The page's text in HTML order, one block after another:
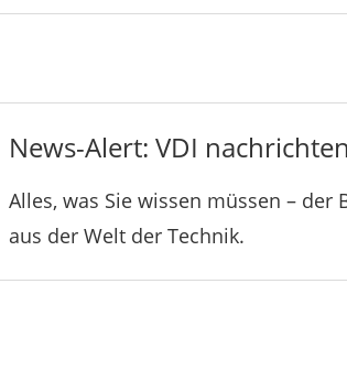
News-Alert: VDI
Alles, was Sie wissen müssen –
aus der Welt der Technik.